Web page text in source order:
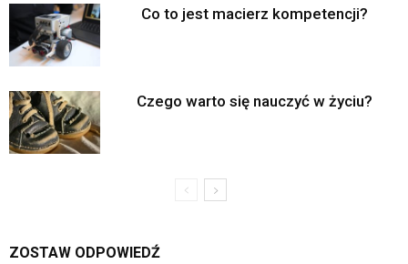
Co to jest macierz kompetencji?
Czego warto się nauczyć w życiu?
ZOSTAW ODPOWIEDŹ